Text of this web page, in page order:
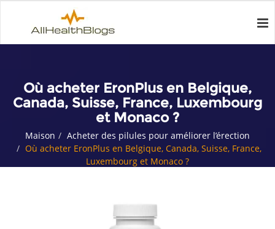
Où acheter EronPlus en Belgique,
Canada, Suisse, France, Luxembourg
et Monaco ?
Maison
Acheter des pilules pour améliorer l’érection
Où acheter EronPlus en Belgique, Canada, Suisse, France,
Luxembourg et Monaco ?